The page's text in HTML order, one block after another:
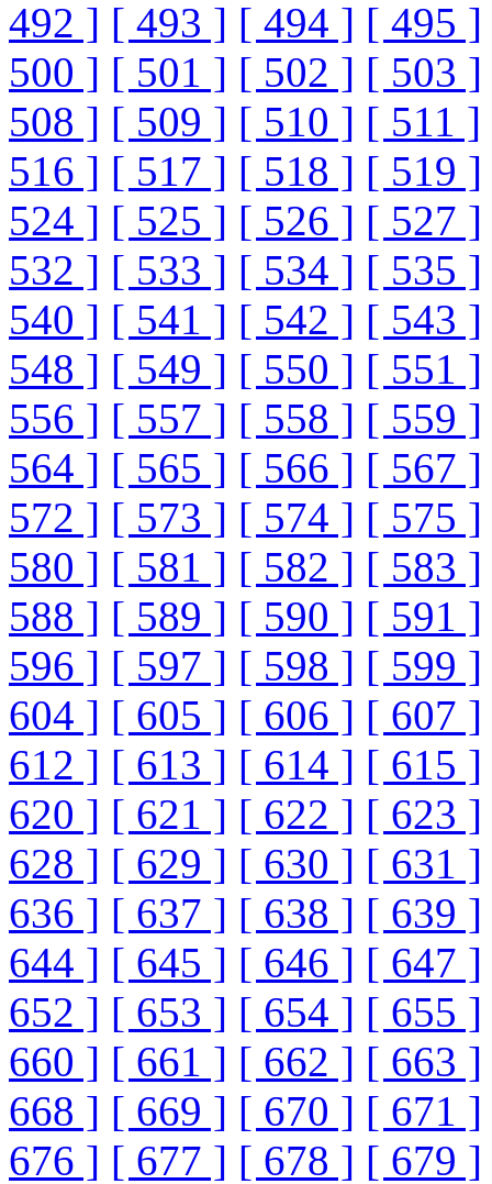
492 ] [ 493 ] [ 494 ] [ 495 ]
500 ] [ 501 ] [ 502 ] [ 503 ]
508 ] [ 509 ] [ 510 ] [ 511 ]
516 ] [ 517 ] [ 518 ] [ 519 ]
524 ] [ 525 ] [ 526 ] [ 527 ]
532 ] [ 533 ] [ 534 ] [ 535 ]
540 ] [ 541 ] [ 542 ] [ 543 ]
548 ] [ 549 ] [ 550 ] [ 551 ]
556 ] [ 557 ] [ 558 ] [ 559 ]
564 ] [ 565 ] [ 566 ] [ 567 ]
572 ] [ 573 ] [ 574 ] [ 575 ]
580 ] [ 581 ] [ 582 ] [ 583 ]
588 ] [ 589 ] [ 590 ] [ 591 ]
596 ] [ 597 ] [ 598 ] [ 599 ]
604 ] [ 605 ] [ 606 ] [ 607 ]
612 ] [ 613 ] [ 614 ] [ 615 ]
620 ] [ 621 ] [ 622 ] [ 623 ]
628 ] [ 629 ] [ 630 ] [ 631 ]
636 ] [ 637 ] [ 638 ] [ 639 ]
644 ] [ 645 ] [ 646 ] [ 647 ]
652 ] [ 653 ] [ 654 ] [ 655 ]
660 ] [ 661 ] [ 662 ] [ 663 ]
668 ] [ 669 ] [ 670 ] [ 671 ]
676 ] [ 677 ] [ 678 ] [ 679 ]